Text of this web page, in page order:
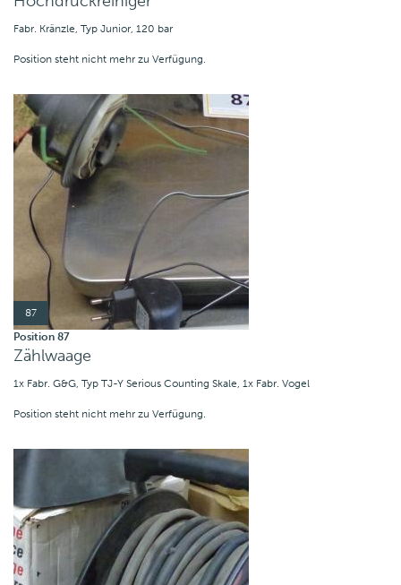
Fabr. Kränzle, Typ Junior, 120 bar
Position steht nicht mehr zu Verfügung.
87
Position 87
Zählwaage
1x Fabr. G&G, Typ TJ-Y Serious Counting Skale, 1x Fabr. Vogel
Position steht nicht mehr zu Verfügung.